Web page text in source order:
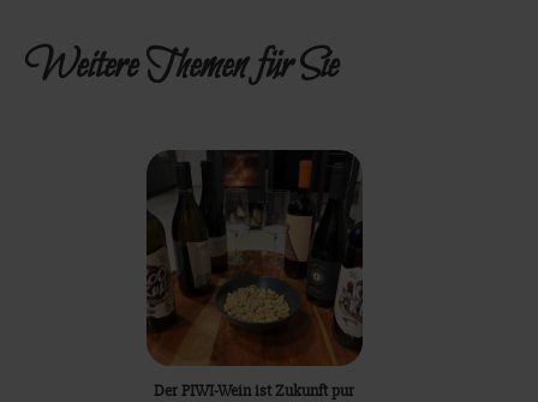
Weitere Themen für Sie
Der PIWI-Wein ist Zukunft pur